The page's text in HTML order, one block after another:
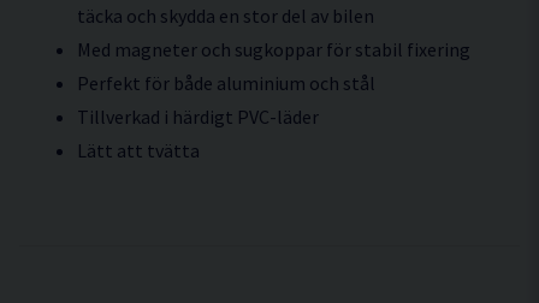
täcka och skydda en stor del av bilen
Med magneter och sugkoppar för stabil fixering
Perfekt för både aluminium och stål
Tillverkad i härdigt PVC-läder
Lätt att tvätta